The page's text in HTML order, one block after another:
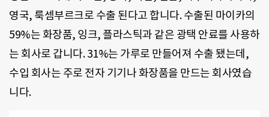
영국, 룩셈부르크로 수출 된다고 합니다. 수출된 마이카의
59%는 화장품, 잉크, 플라스틱과 같은 광택 안료를 사용하
는 회사로 갑니다. 31%는 가루로 만들어져 수출 됐는데,
수입 회사는 주로 전자 기기나 화장품을 만드는 회사였습
니다.